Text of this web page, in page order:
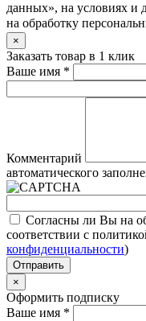
данных», на условиях и
на обработку
×
Заказать товар в 1 клик
Ваше имя *
Комментарий
автоматического
Согласны ли Вы на
соответствии с
конфиденциальности)
Отправить
×
Оформить подписку
Ваше имя *